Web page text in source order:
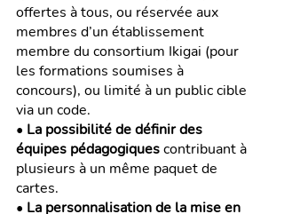
offertes à tous, ou réservée aux
membres d’un établissement
membre du consortium Ikigai (pour
les formations soumises à
concours), ou limité à un public cible
via un code.
• La possibilité de définir des
équipes pédagogiques contribuant à
plusieurs à un même paquet de
cartes.
• La personnalisation de la mise en